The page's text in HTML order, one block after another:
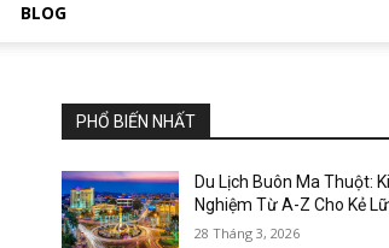
BLOG
PHỔ BIẾN NHẤT
Du Lịch Buôn Ma Thuột:
Nghiệm Từ A-Z Cho Kẻ
28 Tháng 3, 2026